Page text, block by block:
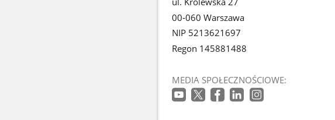
00-060 Warszawa
NIP 5213621697
Regon 145881488
MEDIA SPOŁECZNOŚCIOWE: